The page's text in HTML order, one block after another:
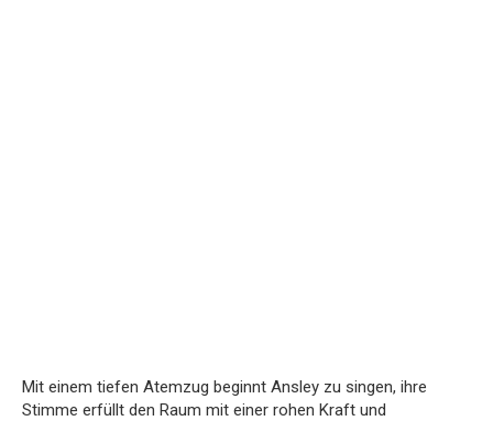
Mit einem tiefen Atemzug beginnt Ansley zu singen, ihre
Stimme erfüllt den Raum mit einer rohen Kraft und